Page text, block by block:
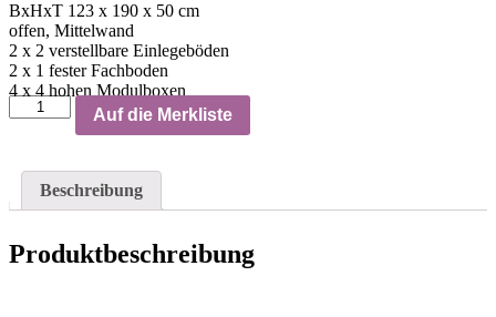
BxHxT 123 x 190 x 50 cm
offen, Mittelwand
2 x 2 verstellbare Einlegeböden
2 x 1 fester Fachboden
4 x 4 hohen Modulboxen
Auf die Merkliste
Beschreibung
Produktbeschreibung